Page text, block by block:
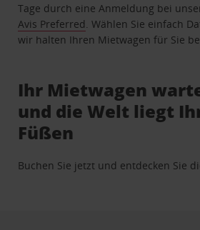
Tage durch eine Anmeldung bei
Avis Preferred . Wählen Sie einfach
wir halten Ihren Mietwagen für Sie
Ihr Mietwagen
und die Welt liegt
Füßen
Buchen Sie jetzt und entdecken Sie